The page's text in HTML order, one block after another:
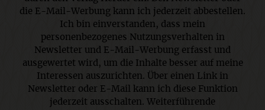
die E-Mail-Werbung kann ich jederzeit abbestellen.
Ich bin einverstanden, dass mein
personenbezogenes Nutzungsverhalten in
Newsletter und E-Mail-Werbung erfasst und
ausgewertet wird, um die Inhalte besser auf meine
Interessen auszurichten. Über einen Link in
Newsletter oder E-Mail kann ich diese Funktion
jederzeit ausschalten. Weiterführende